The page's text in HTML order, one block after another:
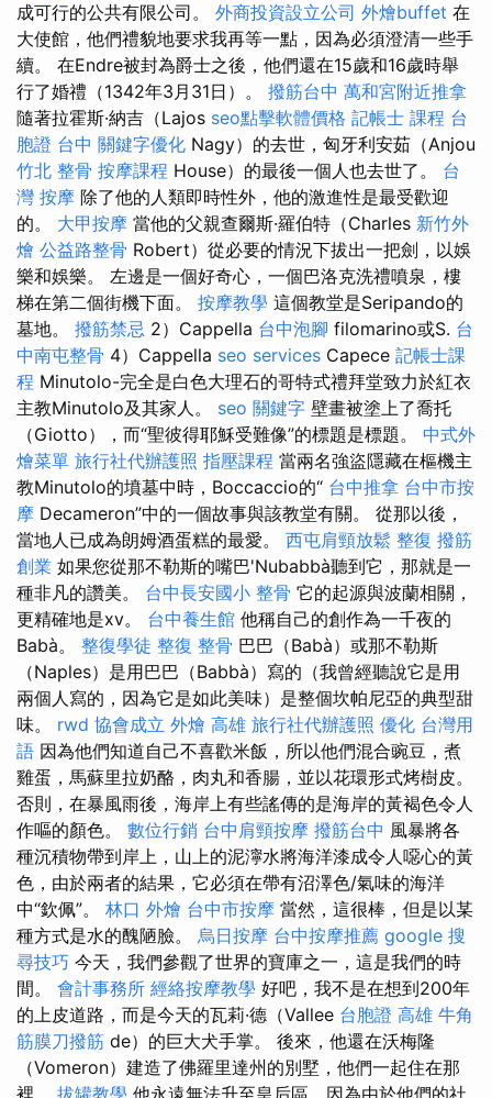
成可行的公共有限公司。 外商投資設立公司 外燴buffet 在
大使館，他們禮貌地要求我再等一點，因為必須澄清一些手
續。 在Endre被封為爵士之後，他們還在15歲和16歲時舉
行了婚禮（1342年3月31日）。 撥筋台中 萬和宮附近推拿
隨著拉霍斯·納吉（Lajos seo點擊軟體價格 記帳士 課程 台
胞證 台中 關鍵字優化 Nagy）的去世，匈牙利安茹（Anjou
竹北 整骨 按摩課程 House）的最後一個人也去世了。 台
灣 按摩 除了他的人類即時性外，他的激進性是最受歡迎
的。 大甲按摩 當他的父親查爾斯·羅伯特（Charles 新竹外
燴 公益路整骨 Robert）從必要的情況下拔出一把劍，以娛
樂和娛樂。 左邊是一個好奇心，一個巴洛克洗禮噴泉，樓
梯在第二個街機下面。 按摩教學 這個教堂是Seripando的
墓地。 撥筋禁忌 2）Cappella 台中泡腳 filomarino或S. 台
中南屯整骨 4）Cappella seo services Capece 記帳士課
程 Minutolo-完全是白色大理石的哥特式禮拜堂致力於紅衣
主教Minutolo及其家人。 seo 關鍵字 壁畫被塗上了喬托
（Giotto），而“聖彼得耶穌受難像”的標題是標題。 中式外
燴菜單 旅行社代辦護照 指壓課程 當兩名強盜隱藏在樞機主
教Minutolo的墳墓中時，Boccaccio的“ 台中推拿 台中市按
摩 Decameron”中的一個故事與該教堂有關。 從那以後，
當地人已成為朗姆酒蛋糕的最愛。 西屯肩頸放鬆 整復 撥筋
創業 如果您從那不勒斯的嘴巴'Nubabbà聽到它，那就是一
種非凡的讚美。 台中長安國小 整骨 它的起源與波蘭相關，
更精確地是xv。 台中養生館 他稱自己的創作為一千夜的
Babà。 整復學徒 整復 整骨 巴巴（Babà）或那不勒斯
（Naples）是用巴巴（Babbà）寫的（我曾經聽說它是用
兩個人寫的，因為它是如此美味）是整個坎帕尼亞的典型甜
味。 rwd 協會成立 外燴 高雄 旅行社代辦護照 優化 台灣用
語 因為他們知道自己不喜歡米飯，所以他們混合豌豆，煮
雞蛋，馬蘇里拉奶酪，肉丸和香腸，並以花環形式烤樹皮。
否則，在暴風雨後，海岸上有些謠傳的是海岸的黃褐色令人
作嘔的顏色。 數位行銷 台中肩頸按摩 撥筋台中 風暴將各
種沉積物帶到岸上，山上的泥濘水將海洋漆成令人噁心的黃
色，由於兩者的結果，它必須在帶有沼澤色/氣味的海洋
中“欽佩”。 林口 外燴 台中市按摩 當然，這很棒，但是以某
種方式是水的醜陋臉。 烏日按摩 台中按摩推薦 google 搜
尋技巧 今天，我們參觀了世界的寶庫之一，這是我們的時
間。 會計事務所 經絡按摩教學 好吧，我不是在想到200年
的上皮道路，而是今天的瓦莉·德（Vallee 台胞證 高雄 牛角
筋膜刀撥筋 de）的巨大犬手掌。 後來，他還在沃梅隆
（Vomeron）建造了佛羅里達州的別墅，他們一起住在那
裡。 拔罐教學 他永遠無法升至皇后區，因為由於他們的社